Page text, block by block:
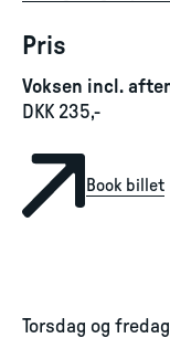
Pris
Voksen incl.
DKK 235,-
Book billet
Torsdag og